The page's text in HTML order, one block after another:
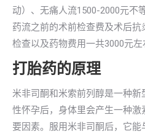
动）、无痛人流1500-2000元不
药流之前的术前检查费及术后
检查以及药物费用一共3000元左
打胎药的原理
米非司酮和米索前列醇是一种
性怀孕后，身体里会产生一种
要因素。服用米非司酮后，它